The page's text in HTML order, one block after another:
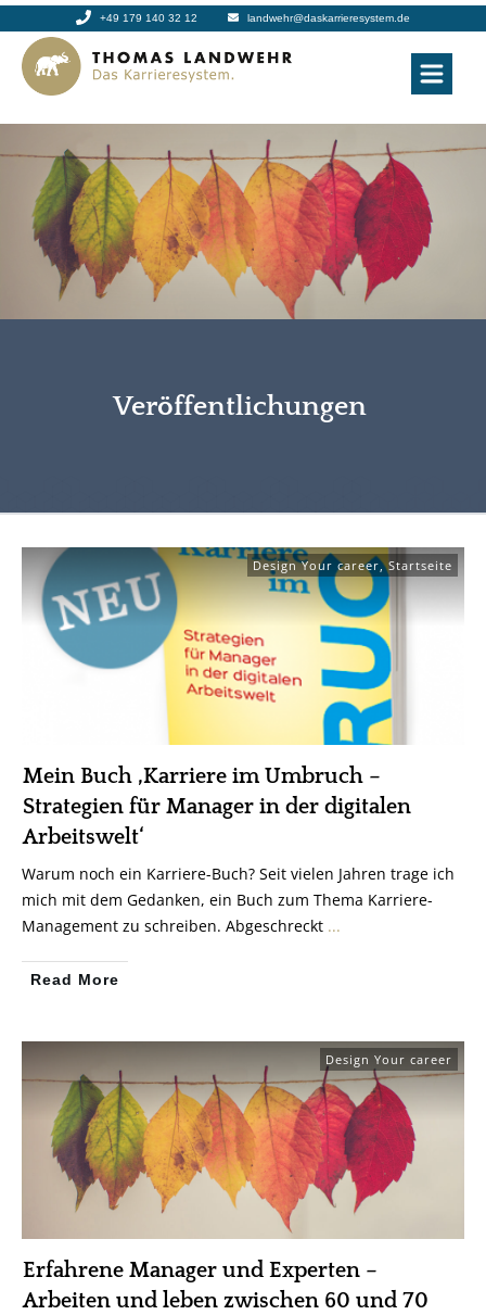
+49 179 140 32 12 landwehr@daskarrieresystem.de
Veröffentlichungen
Design Your career,Startseite
Mein Buch ‚Karriere im Umbruch –
Strategien für Manager in der digitalen
Arbeitswelt‘
Warum noch ein Karriere-Buch? Seit vielen Jahren trage ich
mich mit dem Gedanken, ein Buch zum Thema Karriere-
Management zu schreiben. Abgeschreckt ...
Read More
Design Your career
Erfahrene Manager und Experten –
Arbeiten und leben zwischen 60 und 70